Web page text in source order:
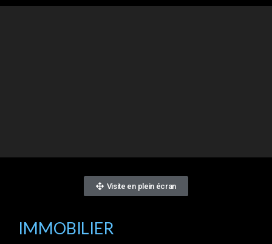
Visite en plein écran
IMMOBILIER